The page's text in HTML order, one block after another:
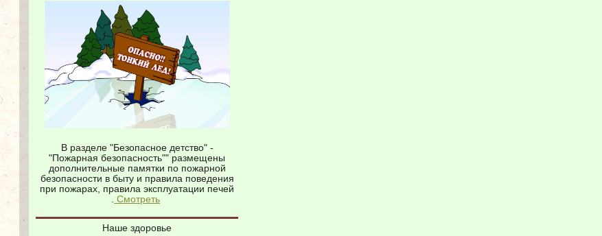
В разделе "Безопасное детство" -
"Пожарная безопасность"" размещены
дополнительные памятки по пожарной
безопасности в быту и правила поведения
при пожарах, правила эксплуатации печей
Смотреть
Наше здоровье